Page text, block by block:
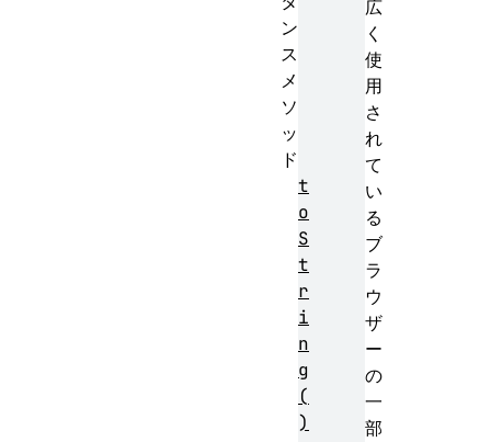
広
く
使
用
さ
れ
て
い
る
ブ
ラ
ウ
ザ
ー
の
一
部
ン
ス
メ
ソ
ッ
ド
t
o
S
t
r
i
n
g
(
)